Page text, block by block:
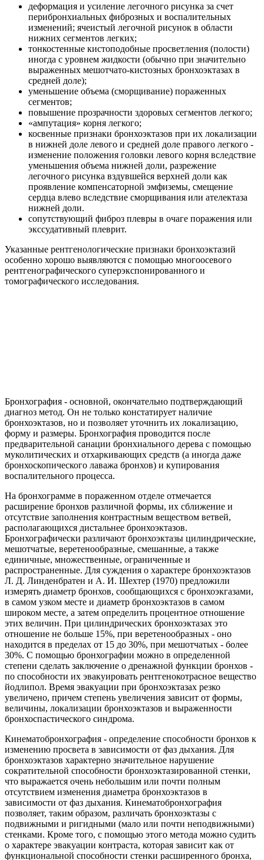
деформация и усиление легочного рисунка за счет
перибронхиальных фиброзных и воспалительных
изменений; ячеистый легочной рисунок в области
нижних сегментов легких;
тонкостенные кистоподобные просветления (полости)
иногда с уровнем жидкости (обычно при значительно
выраженных мешотчато-кистозных бронхоэктазах в
средней доле);
уменьшение объема (сморщивание) пораженных
сегментов;
повышение прозрачности здоровых сегментов легкого;
«ампутация» корня легкого;
косвенные признаки бронхоэктазов при их локализации
в нижней доле левого и средней доле правого легкого -
изменение положения головки левого корня вследствие
уменьшения объема нижней доли, разрежение
легочного рисунка вздувшейся верхней доли как
проявление компенсаторной эмфиземы, смещение
сердца влево вследствие сморщивания или ателектаза
нижней доли.
сопутствующий фиброз плевры в очаге поражения или
экссудативный плеврит.
Указанные рентгенологические признаки бронхоэктазий
особенно хорошо выявляются с помощью многоосевого
рентгенографического суперэкспонированного и
томографического исследования.
Бронхография - основной, окончательно подтверждающий
диагноз метод. Он не только констатирует наличие
бронхоэктазов, но и позволяет уточнить их локализацию,
форму и размеры. Бронхография проводится после
предварительной санации бронхиального дерева с помощью
муколитических и отхаркивающих средств (а иногда даже
бронхоскопического лаважа бронхов) и купирования
воспалительного процесса.
На бронхограмме в пораженном отделе отмечается
расширение бронхов различной формы, их сближение и
отсутствие заполнения контрастным веществом ветвей,
располагающихся дистальнее бронхоэктазов.
Бронхографически различают бронхоэктазы цилиндрические,
мешотчатые, веретенообразные, смешанные, а также
единичные, множественные, ограниченные и
распространенные. Для суждения о характере бронхоэктазов
Л. Д. Линденбратен и А. И. Шехтер (1970) предложили
измерять диаметр бронхов, сообщающихся с бронхоэкгазами,
в самом узком месте и диаметр бронхоэктазов в самом
широком месте, а затем определить процентное отношение
этих величин. При цилиндрических бронхоэктазах это
отношение не больше 15%, при веретенообразных - оно
находится в пределах от 15 до 30%, при мешотчатых - более
30%. С помощью бронхографии можно в определенной
степени сделать заключение о дренажной функции бронхов -
по способности их эвакуировать рентгенокотрасное вещество
йодлипол. Время эвакуации при бронхоэктазах резко
увеличено, причем степень увеличения зависит от формы,
величины, локализации бронхоэктазов и выраженности
бронхоспастического синдрома.
Кинематобронхография - определение способности бронхов к
изменению просвета в зависимости от фаз дыхания. Для
бронхоэктазов характерно значительное нарушение
сократительной способности бронхоэктазированной стенки,
что выражается очень небольшим или почти полным
отсутствием изменения диаметра бронхоэктазов в
зависимости от фаз дыхания. Кинематобронхография
позволяет, таким образом, различать бронхоэктазы с
подвижными и ригидными (мало или почти неподвижными)
стенками. Кроме того, с помощью этого метода можно судить
о характере эвакуации контраста, которая зависит как от
функциональной способности стенки расширенного бронха,